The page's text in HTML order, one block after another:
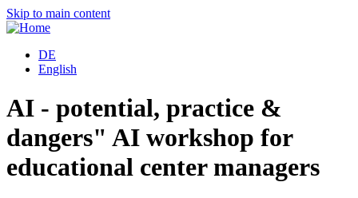
Skip to main content
DE
English
AI - potential, practice &
dangers" AI workshop for
educational center managers